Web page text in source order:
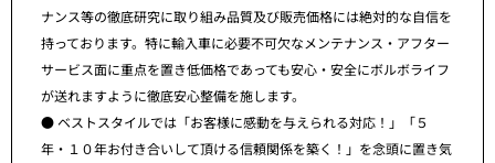
ナンス等の徹底研究に取り組み品質及び販売価格には絶対的な自信を
持っております。特に輸入車に必要不可欠なメンテナンス・アフター
サービス面に重点を置き低価格であっても安心・安全にボルボライフ
が送れますように徹底安心整備を施します。
● ベストスタイルでは「お客様に感動を与えられる対応！」「５
年・１０年お付き合いして頂ける信頼関係を築く！」を念頭に置き気